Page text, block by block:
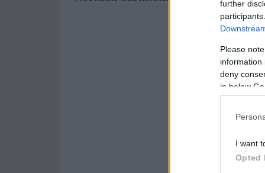
further
Please
information
deny
in below
I want
Opted